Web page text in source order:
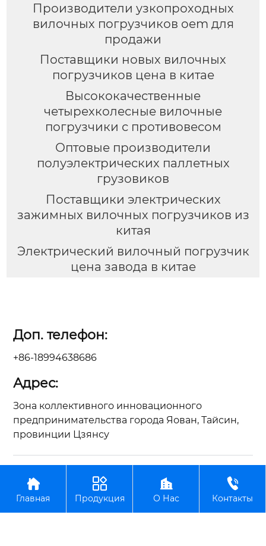
Производители узкопроходных
вилочных погрузчиков oem для
продажи
Поставщики новых вилочных
погрузчиков цена в китае
Высококачественные
четырехколесные вилочные
погрузчики с противовесом
Оптовые производители
полуэлектрических паллетных
грузовиков
Поставщики электрических
зажимных вилочных погрузчиков из
китая
Электрический вилочный погрузчик
цена завода в китае
Доп. телефон:
+86-18994638686
Адрес:
Зона коллективного инновационного
предпринимательства города Яован, Тайсин,
провинции Цзянсу
производству вилочных погрузчиков

Главная

Продукция

О Нас

Контакты